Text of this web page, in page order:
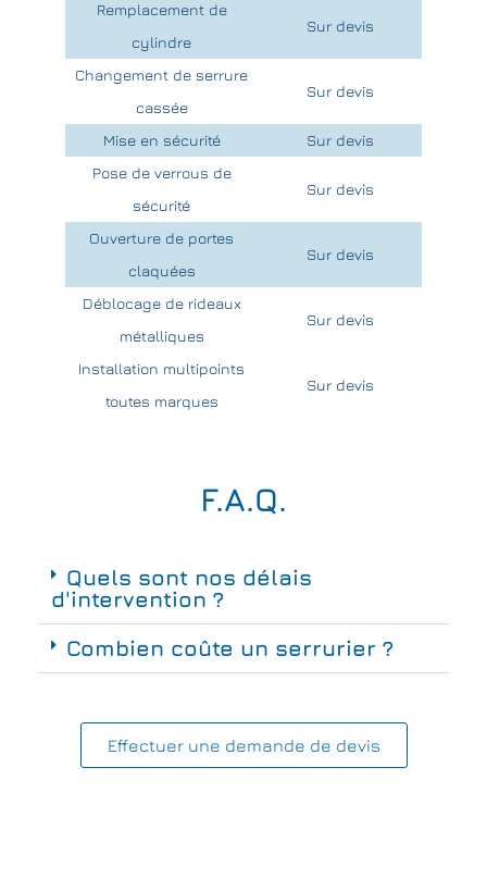
Remplacement de
cylindre
Sur devis
Changement de serrure
cassée
Sur devis
Mise en sécurité
Sur devis
Pose de verrous de
sécurité
Sur devis
Ouverture de portes
claquées
Sur devis
Déblocage de rideaux
métalliques
Sur devis
Installation multipoints
toutes marques
Sur devis
F.A.Q.
Quels sont nos délais
d'intervention ?
Combien coûte un serrurier ?
Effectuer une demande de devis